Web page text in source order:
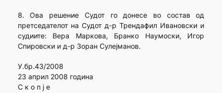
8. Ова решение Судот го донесе во состав од
претседателот на Судот д-р Трендафил Ивановски и
судиите: Вера Маркова, Бранко Наумоски, Игор
Спировски и д-р Зоран Сулејманов.
У.бр.43/2008
23 април 2008 година
С к о п ј е